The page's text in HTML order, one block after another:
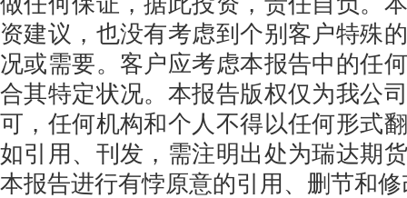
资建议，也没有考虑到个别客户特殊
况或需要。客户应考虑本报告中的任
合其特定状况。本报告版权仅为我公
可，任何机构和个人不得以任何形式
如引用、刊发，需注明出处为瑞达期
本报告进行有悖原意的引用、删节和